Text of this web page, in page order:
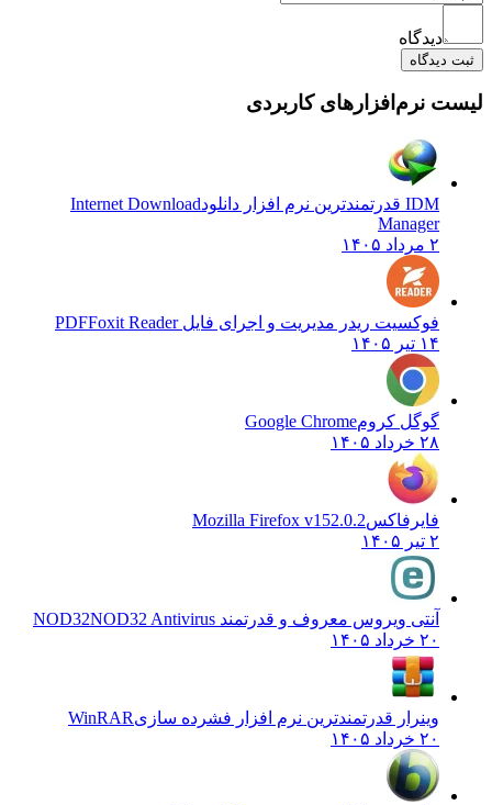
دیدگاه
ثبت دیدگاه
لیست نرم‌افزارهای کاربردی
IDM قدرتمندترین نرم افزار دانلود
Internet Download
Manager
۲ مرداد ۱۴۰۵
فوکسیت ریدر مدیریت و اجرای فایل PDFFoxit Reader
۱۴ تیر ۱۴۰۵
گوگل کرومGoogle Chrome
۲۸ خرداد ۱۴۰۵
فایرفاکسMozilla Firefox v152.0.2
۲ تیر ۱۴۰۵
آنتی ویروس معروف و قدرتمند NOD32 NOD32 Antivirus
۲۰ خرداد ۱۴۰۵
وینرار قدرتمندترین نرم افزار فشرده سازیWinRAR
۲۰ خرداد ۱۴۰۵